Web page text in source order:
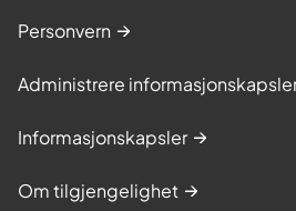
Personvern
Administrere
Informasjonskapsler
Om tilgjengelighet